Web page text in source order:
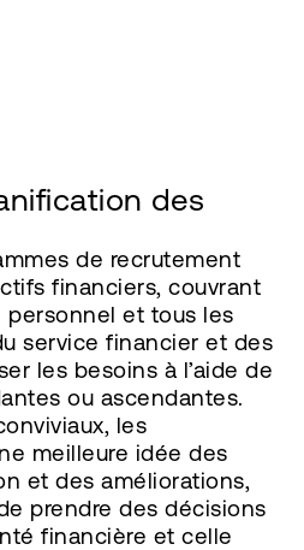
des
de recrutement
financiers, couvrant
et tous les
service financier et des
les besoins à l’aide de
ou ascendantes.
les
meilleure idée des
et des améliorations,
prendre des décisions
financière et celle